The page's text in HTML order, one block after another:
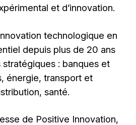
et d’innovation.
technologique en
depuis plus de 20 ans
: banques et
énergie, transport et
santé.
de Positive Innovation,